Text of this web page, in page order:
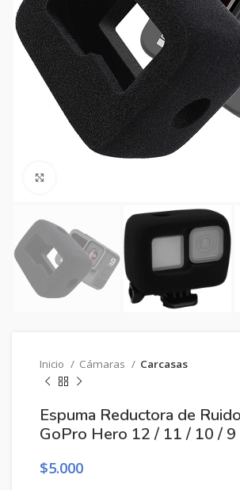
Inicio Cámaras Carcasas
Espuma Reductora de
GoPro Hero 12 / 11 / 10 / 9
$5.000